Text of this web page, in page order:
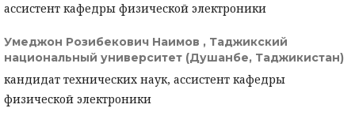
ассистент кафедры физической электроники
Умеджон Розибекович Наимов , Таджикский
национальный университет (Душанбе, Таджикистан)
кандидат технических наук, ассистент кафедры
физической электроники